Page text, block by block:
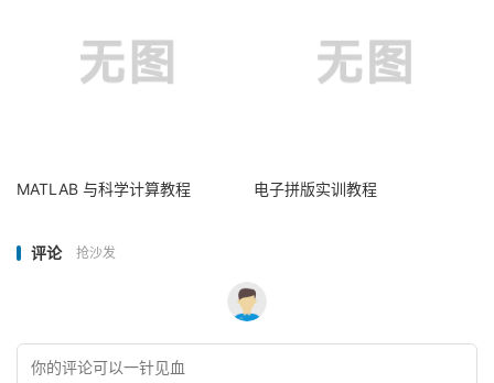
MATLAB 与科学计算教程 电子拼版实训教程
评论 抢沙发